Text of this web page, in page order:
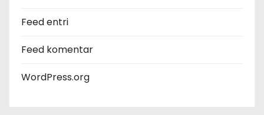
Feed entri
Feed komentar
WordPress.org